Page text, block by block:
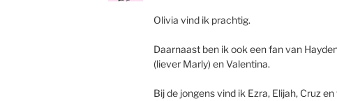
Olivia vind ik prachtig.
Daarnaast ben ik ook een fan van
(liever Marly) en Valentina.
Bij de jongens vind ik Ezra, Elijah, Cruz